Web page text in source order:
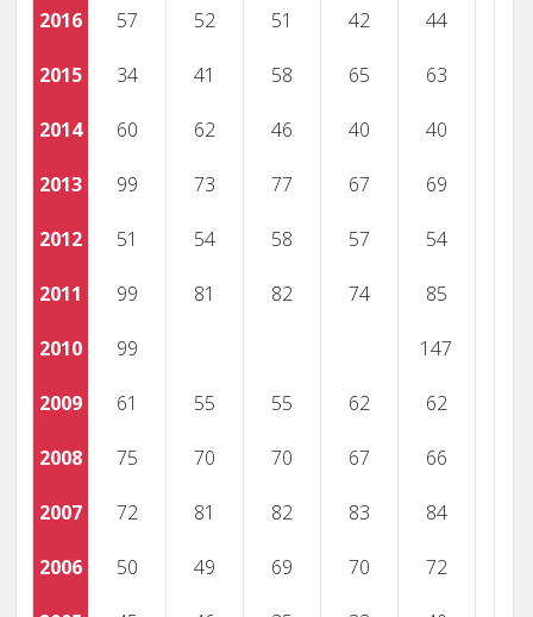
2016 57 52 51 42 44
2015 34 41 58 65 63
2014 60 62 46 40 40
2013 99 73 77 67 69
2012 51 54 58 57 54
2011 99 81 82 74 85
2010 99 147
2009 61 55 55 62 62
2008 75 70 70 67 66
2007 72 81 82 83 84
2006 50 49 69 70 72